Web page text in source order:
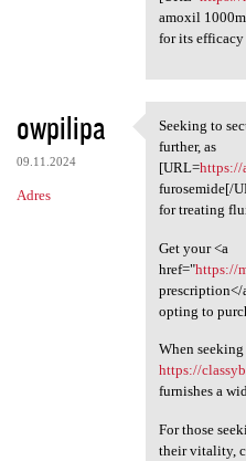
amoxil
for its efficacy
owpilipa
09.11.2024
Adres
Seeking to
Seeking to
further, as
[URL=https://
furosemide[/
for treating
Get your <a
href="https://
prescription</
opting to
When
https://
furnishes a
For those
their vitality,